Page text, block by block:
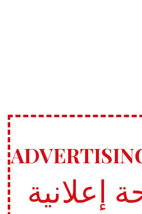
إعلانية